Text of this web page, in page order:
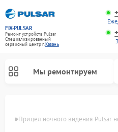
FIX-PULSAR
Ремонт устройств Pulsar
Специализированный
cервисный центр г.Казань
Мы ремонтируем
Прицел ночного видения Pulsar